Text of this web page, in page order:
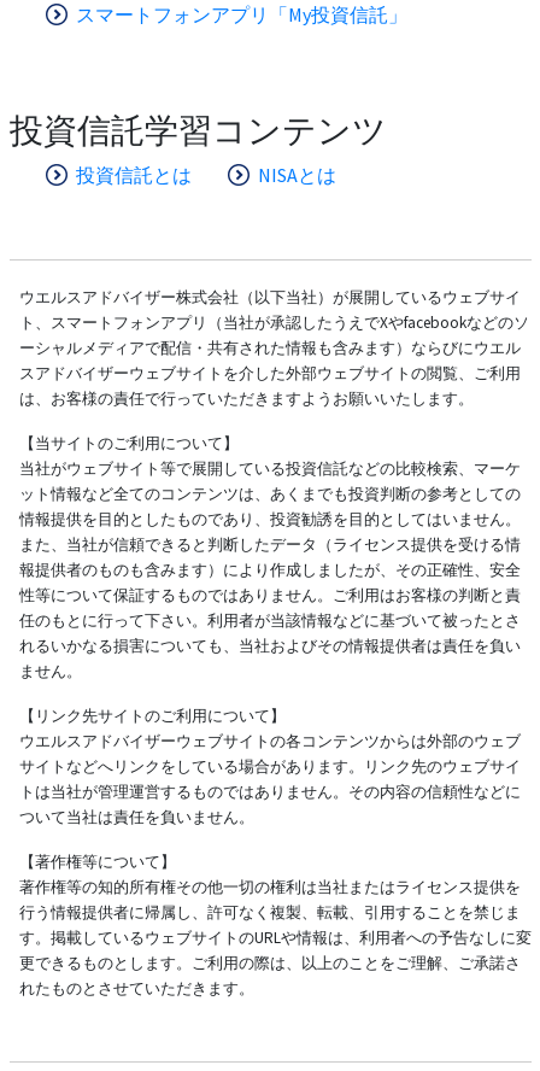
スマートフォンアプリ「My投資信託」
投資信託学習コンテンツ
投資信託とは NISAとは
ウエルスアドバイザー株式会社（以下当社）が展開しているウェブサイ
ト、スマートフォンアプリ（当社が承認したうえでXやfacebookなどのソ
ーシャルメディアで配信・共有された情報も含みます）ならびにウエル
スアドバイザーウェブサイトを介した外部ウェブサイトの閲覧、ご利用
は、お客様の責任で行っていただきますようお願いいたします。
【当サイトのご利用について】
当社がウェブサイト等で展開している投資信託などの比較検索、マーケ
ット情報など全てのコンテンツは、あくまでも投資判断の参考としての
情報提供を目的としたものであり、投資勧誘を目的としてはいません。
また、当社が信頼できると判断したデータ（ライセンス提供を受ける情
報提供者のものも含みます）により作成しましたが、その正確性、安全
性等について保証するものではありません。ご利用はお客様の判断と責
任のもとに行って下さい。利用者が当該情報などに基づいて被ったとさ
れるいかなる損害についても、当社およびその情報提供者は責任を負い
ません。
【リンク先サイトのご利用について】
ウエルスアドバイザーウェブサイトの各コンテンツからは外部のウェブ
サイトなどへリンクをしている場合があります。リンク先のウェブサイ
トは当社が管理運営するものではありません。その内容の信頼性などに
ついて当社は責任を負いません。
【著作権等について】
著作権等の知的所有権その他一切の権利は当社またはライセンス提供を
行う情報提供者に帰属し、許可なく複製、転載、引用することを禁じま
す。掲載しているウェブサイトのURLや情報は、利用者への予告なしに変
更できるものとします。ご利用の際は、以上のことをご理解、ご承諾さ
れたものとさせていただきます。